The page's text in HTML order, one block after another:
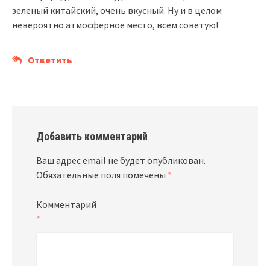
зеленый китайский, очень вкусный. Ну и в целом
невероятно атмосферное место, всем советую!
Ответить
Добавить комментарий
Ваш адрес email не будет опубликован.
Обязательные поля помечены *
Комментарий
*